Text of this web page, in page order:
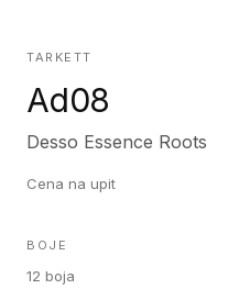
TARKETT
Ad08
Desso Essence Roots
Cena na upit
BOJE
12 boja